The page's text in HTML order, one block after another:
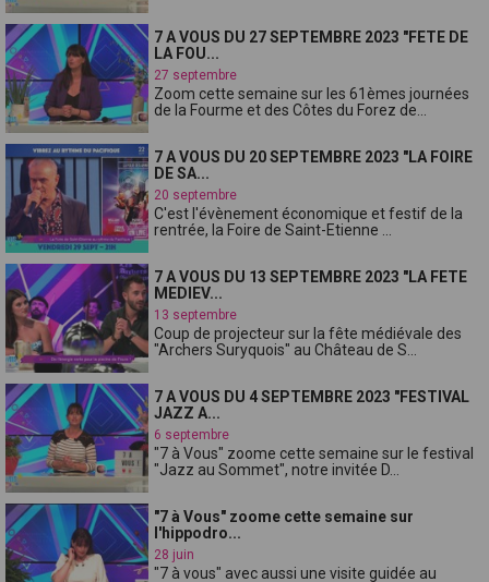
7 A VOUS DU 27 SEPTEMBRE 2023 "FETE DE
LA FOU...
27 septembre
Zoom cette semaine sur les 61èmes journées
de la Fourme et des Côtes du Forez de...
7 A VOUS DU 20 SEPTEMBRE 2023 "LA FOIRE
DE SA...
20 septembre
C'est l'évènement économique et festif de la
rentrée, la Foire de Saint-Etienne ...
7 A VOUS DU 13 SEPTEMBRE 2023 "LA FETE
MEDIEV...
13 septembre
Coup de projecteur sur la fête médiévale des
"Archers Suryquois" au Château de S...
7 A VOUS DU 4 SEPTEMBRE 2023 "FESTIVAL
JAZZ A...
6 septembre
"7 à Vous" zoome cette semaine sur le festival
"Jazz au Sommet", notre invitée D...
"7 à Vous" zoome cette semaine sur
l'hippodro...
28 juin
"7 à vous" avec aussi une visite guidée au